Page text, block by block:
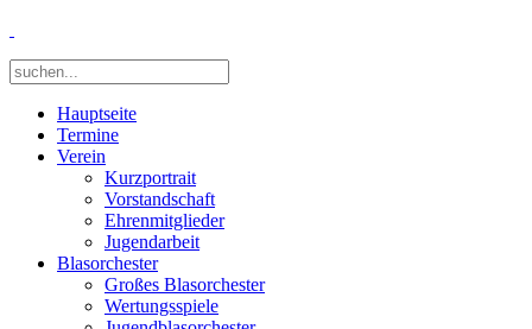
Hauptseite
Termine
Verein
Kurzportrait
Vorstandschaft
Ehrenmitglieder
Jugendarbeit
Blasorchester
Großes Blasorchester
Wertungsspiele